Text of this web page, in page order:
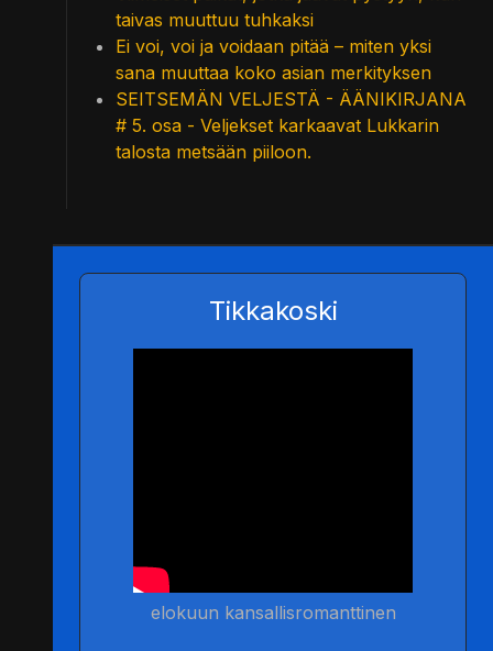
taivas muuttuu tuhkaksi
Ei voi, voi ja voidaan pitää – miten yksi
sana muuttaa koko asian merkityksen
SEITSEMÄN VELJESTÄ - ÄÄNIKIRJANA
# 5. osa - Veljekset karkaavat Lukkarin
talosta metsään piiloon.
Tikkakoski
elokuun kansallisromanttinen